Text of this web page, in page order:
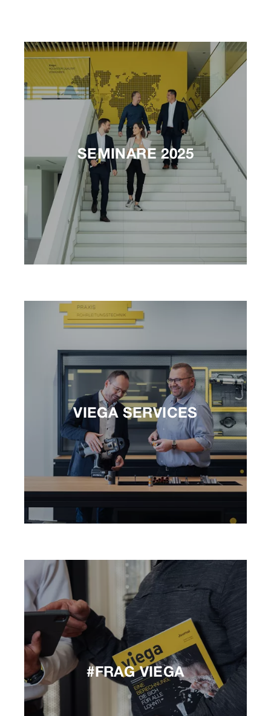
SEMINARE 2025
VIEGA SERVICES
#FRAG VIEGA